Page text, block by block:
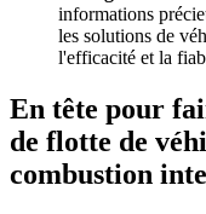
informations
les solutions de
l'efficacité et la
En tête pour
de flotte de
combustion